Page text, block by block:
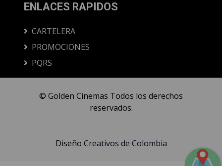
ENLACES RAPIDOS
CARTELERA
PROMOCIONES
PQRS
© Golden Cinemas Todos los derechos
reservados.
Diseño Creativos de Colombia